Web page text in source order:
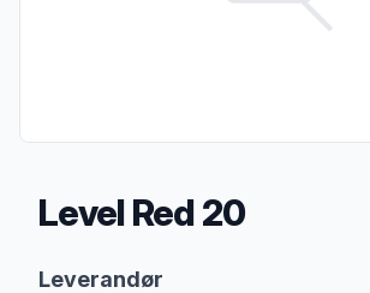
Level Red 20
Leverandør